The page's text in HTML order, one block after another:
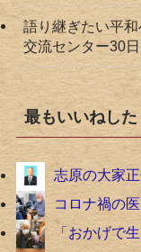
語り継ぎたい平
交流センター30
最もいいねした
志原の大家
コロナ禍の
「おかげで